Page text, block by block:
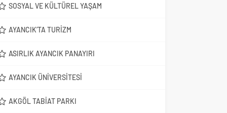
SOSYAL VE KÜLTÜREL YAŞAM
AYANCIK’TA TURIZM
ASIRLIK AYANCIK PANAYIRI
AYANCIK ÜNIVERSITESI
AKGÖL TABIAT PARKI